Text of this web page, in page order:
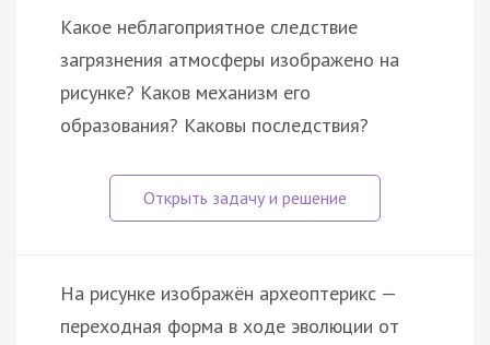
Какое неблагоприятное следствие
загрязнения атмосферы изображено на
рисунке? Каков механизм его
образования? Каковы последствия?
На рисунке изображён археоптерикс —
переходная форма в ходе эволюции от